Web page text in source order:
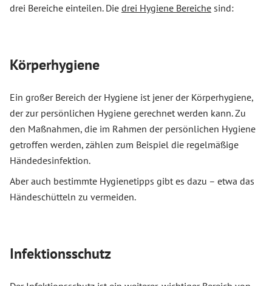
drei Bereiche einteilen. Die drei Hygiene Bereiche sind:
Körperhygiene
Ein großer Bereich der Hygiene ist jener der Körperhygiene,
der zur persönlichen Hygiene gerechnet werden kann. Zu
den Maßnahmen, die im Rahmen der persönlichen Hygiene
getroffen werden, zählen zum Beispiel die regelmäßige
Händedesinfektion.
Aber auch bestimmte Hygienetipps gibt es dazu – etwa das
Händeschütteln zu vermeiden.
Infektionsschutz